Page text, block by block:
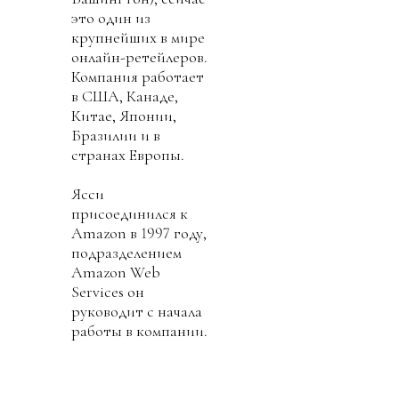
это один из
крупнейших в мире
онлайн-ретейлеров.
Компания работает
в США, Канаде,
Китае, Японии,
Бразилии и в
странах Европы.
Ясси
присоединился к
Amazon в 1997 году,
подразделением
Amazon Web
Services он
руководит с начала
работы в компании.